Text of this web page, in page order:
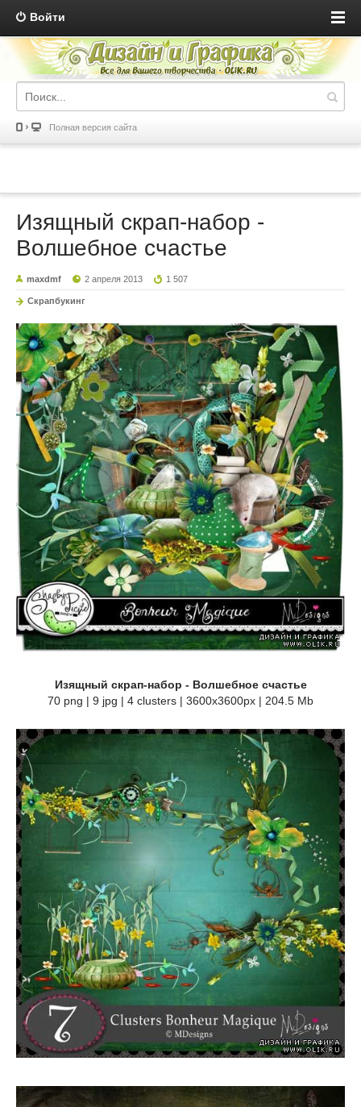
Войти
Полная версия сайта
Изящный скрап-набор -
Волшебное счастье
maxdmf 2 апреля 2013 1 507
Скрапбукинг
Изящный скрап-набор - Волшебное счастье
70 png | 9 jpg | 4 clusters | 3600x3600px | 204.5 Mb